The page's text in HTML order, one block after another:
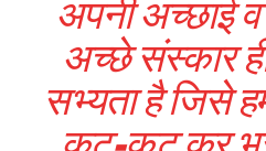
अपनी अच्छाई
अच्छे संस्कार
सभ्यता है जिसे